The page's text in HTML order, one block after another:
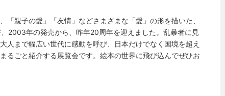
親子の愛」「友情」などさまざまな「愛」の形を描いた、
2003年の発売から、昨年20周年を迎えました。乱暴者に見
人まで幅広い世代に感動を呼び、日本だけでなく国境を超え
るごと紹介する展覧会です。絵本の世界に飛び込んでぜひお